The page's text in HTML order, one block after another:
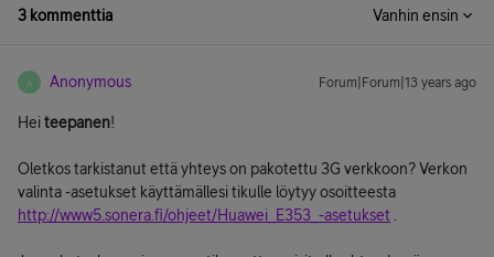
3 kommenttia Vanhin ensin
A Anonymous Forum|Forum|13 years ago
Heiteepanen!
Oletkos tarkistanut että yhteys on pakotettu 3G verkkoon? Verkon
valinta -asetukset käyttämällesi tikulle löytyy osoitteesta
http://www5.sonera.fi/ohjeet/Huawei_E353_-asetukset